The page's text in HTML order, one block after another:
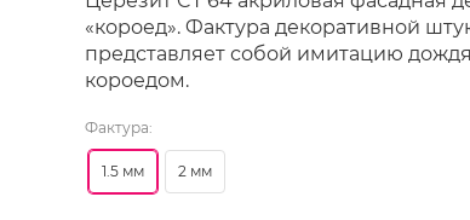
«короед». Фактура декоративной
представляет собой имитацию
короедом.
Фактура:
1.5 мм 2 мм